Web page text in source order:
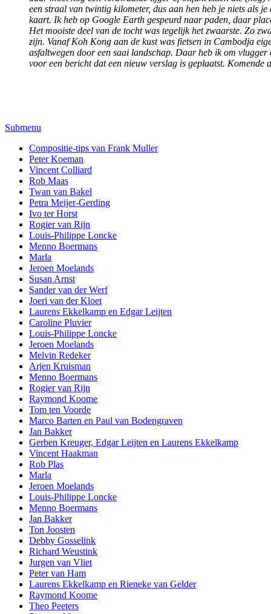
een straal van twintig kilometer, dus aan hen heb je niets als
kaart. Ik heb op Google Earth gespeurd naar paden, daar
Het mooiste deel van de tocht was tegelijk het zwaarste. Zo
zijn. Vanaf Koh Kong aan de kust was fietsen in Cambodja
asfaltwegen door een saai landschap. Daar heb ik om
voor een bericht dat een nieuw verslag is geplaatst.
Submenu
Compositie-tips van Frank Muller
Peter Koeman
Vincent Colliard
Rob Maas
Twan van Bakel
Petra Meijer-Gerding
Ivo ter Horst
Rogier van Rijn
Louis-Philippe Loncke
Menno Boermans
Marla
Jeroen Moelands
Susan Arnst
Sander van der Werf
Joeri van der Kloet
Laurens Ekkelkamp en Edgar Leijten
Caroline Pluvier
Louis-Philippe Loncke
Jeroen Moelands
Melvin Redeker
Arjen Kruisman
Menno Boermans
Rogier van Rijn
Raymond Koome
Tom ten Voorde
Marco Barten en Paul van Bodengraven
Jan Bakker
Gerben Kreuger, Edgar Leijten en Laurens Ekkelkamp
Vincent Haakman
Rob Plas
Marla
Jeroen Moelands
Louis-Philippe Loncke
Menno Boermans
Jan Bakker
Ton Joosten
Debby Gosselink
Richard Weustink
Jurgen van Vliet
Peter van Ham
Laurens Ekkelkamp en Rieneke van Gelder
Raymond Koome
Theo Peeters